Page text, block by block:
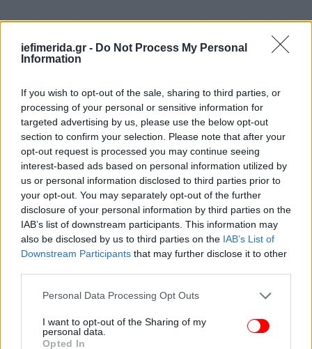
iefimerida.gr - Do Not Process My Personal
Information
If you wish to opt-out of the sale, sharing to third parties, or
processing of your personal or sensitive information for
targeted advertising by us, please use the below opt-out
section to confirm your selection. Please note that after your
opt-out request is processed you may continue seeing
interest-based ads based on personal information utilized by
us or personal information disclosed to third parties prior to
your opt-out. You may separately opt-out of the further
disclosure of your personal information by third parties on the
IAB’s list of downstream participants. This information may
also be disclosed by us to third parties on the IAB’s List of
Downstream Participants that may further disclose it to other
Please note that this website/app uses one or more Google
not limited to your visit or usage behaviour. You may click to
grant or deny consent to Google and its third-party tags to
Personal Data Processing Opt Outs
I want to opt-out of the Sharing of my
personal data.
Opted In